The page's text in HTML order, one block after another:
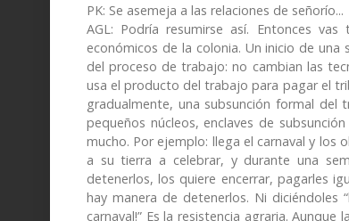
PK: Se asemeja a las relaciones de señorío...
AGL: Podría resumirse así. Entonces
económicos de la colonia. Un inicio de
del proceso de trabajo: no cambian las
usa el producto del trabajo para pagar el
gradualmente, una subsunción formal del
pequeños núcleos, enclaves de
mucho. Por ejemplo: llega el carnaval y los
a su tierra a celebrar, y durante una
detenerlos, los quiere encerrar, pagarles
hay manera de detenerlos. Ni diciéndoles
carnaval!” Es la resistencia agraria.